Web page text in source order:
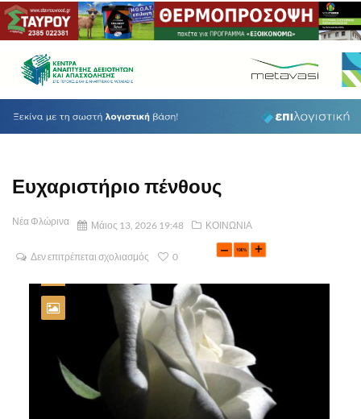
Ευχαριστήριο πένθους
Νέα Φλώρινα Μάιος 13, 2026 19:48 ΚΟΙΝΩΝΙΑ
Δεν επιτρέπεται σχολιασμός 0